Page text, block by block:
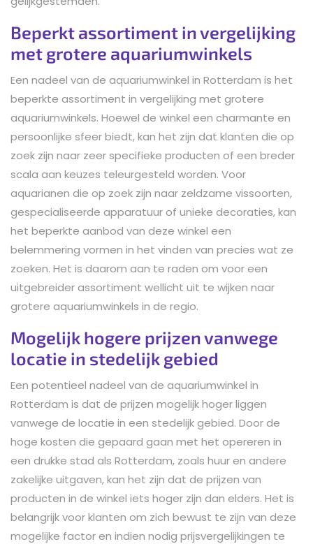
Beperkt assortiment in vergelijking
met grotere aquariumwinkels
Een nadeel van de aquariumwinkel in Rotterdam is het
beperkte assortiment in vergelijking met grotere
aquariumwinkels. Hoewel de winkel een charmante en
persoonlijke sfeer biedt, kan het zijn dat klanten die op
zoek zijn naar zeer specifieke producten of een breder
scala aan keuzes teleurgesteld worden. Voor
aquarianen die op zoek zijn naar zeldzame vissoorten,
gespecialiseerde apparatuur of unieke decoraties, kan
het beperkte aanbod van deze winkel een
belemmering vormen in het vinden van precies wat ze
zoeken. Het is daarom aan te raden om voor een
uitgebreider assortiment wellicht uit te wijken naar
grotere aquariumwinkels in de regio.
Mogelijk hogere prijzen vanwege
locatie in stedelijk gebied
Een potentieel nadeel van de aquariumwinkel in
Rotterdam is dat de prijzen mogelijk hoger liggen
vanwege de locatie in een stedelijk gebied. Door de
hoge kosten die gepaard gaan met het opereren in
een drukke stad als Rotterdam, zoals huur en andere
zakelijke uitgaven, kan het zijn dat de prijzen van
producten in de winkel iets hoger zijn dan elders. Het is
belangrijk voor klanten om zich bewust te zijn van deze
mogelijke factor en indien nodig prijsvergelijkingen te